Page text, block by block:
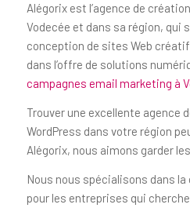
Alégorix est l’agence de
Vodecée et dans sa région, qui
conception de sites Web
dans l’offre de solutions
campagnes email marketing à
Trouver une excellente agence
WordPress dans votre région
Alégorix, nous aimons garder
Nous nous spécialisons dans
pour les entreprises qui